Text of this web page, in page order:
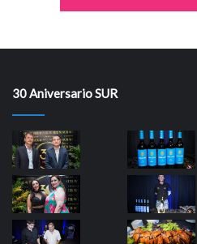
30 Aniversario SUR